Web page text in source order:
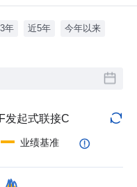
年 近5年
今年以来
发起式联接C
业绩基准